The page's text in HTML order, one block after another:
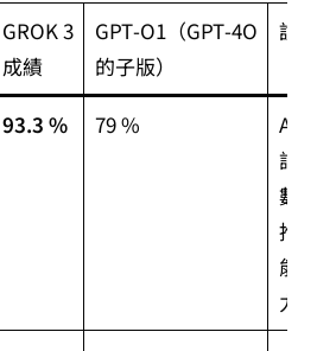
GROK 3
成績
GPT‑O1（GPT‑4O
的子版）
說
93.3 % 79 %
評
數
推
能
力